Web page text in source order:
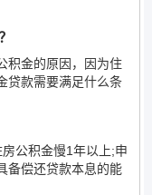
金的原因，因为住
贷款需要满足什么条
公积金慢1年以上;申
备偿还贷款本息的能